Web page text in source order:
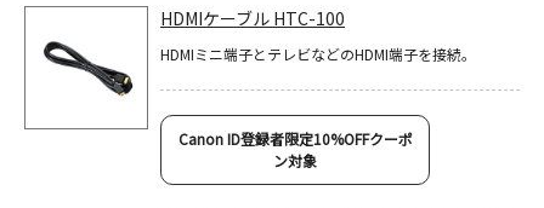
HDMIケーブル HTC-100
HDMIミニ端子とテレビなどのHDMI端子を接続。
Canon ID登録者限定10%OFFクーポ
ン対象